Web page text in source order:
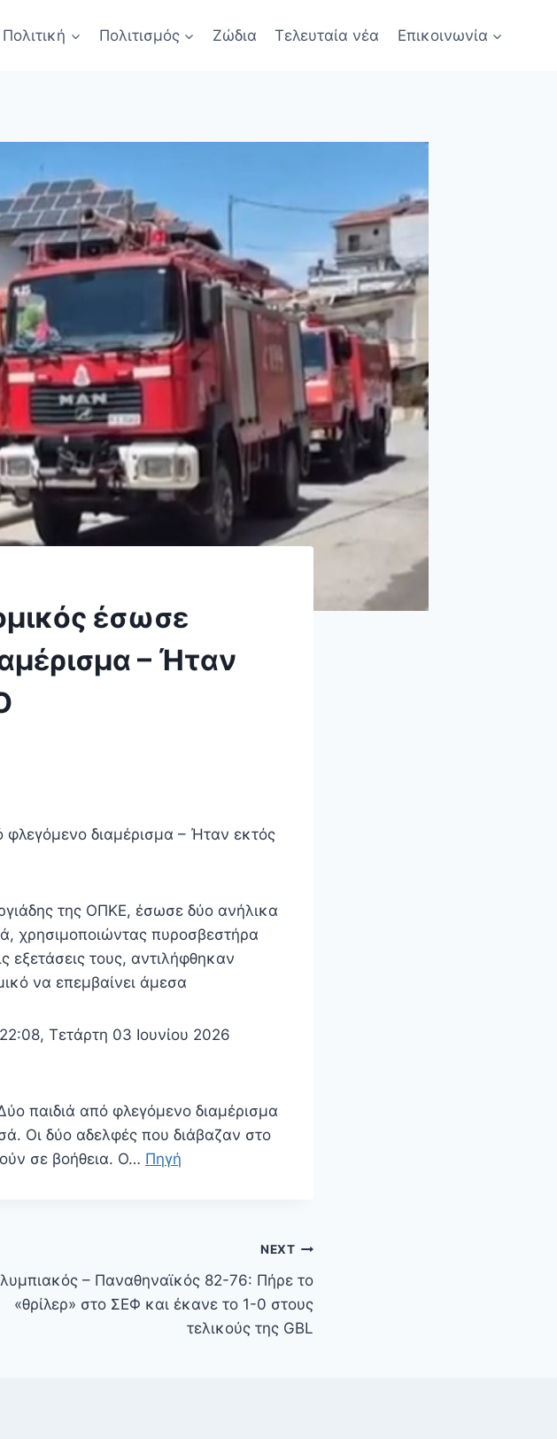
Πολιτική Πολιτισμός Ζώδια Τελευταία νέα Επικοινωνία
έσωσε
– Ήταν
διαμέρισμα – Ήταν εκτός
της ΟΠΚΕ, έσωσε δύο ανήλικα
χρησιμοποιώντας πυροσβεστήρα
εξετάσεις τους, αντιλήφθηκαν
να επεμβαίνει άμεσα
Τετάρτη 03 Ιουνίου 2026
παιδιά από φλεγόμενο διαμέρισμα
Οι δύο αδελφές που διάβαζαν στο
σε βοήθεια. Ο… Πηγή
NEXT
– Παναθηναϊκός 82-76: Πήρε το
«θρίλερ» στο ΣΕΦ και έκανε το 1-0 στους
τελικούς της GBL